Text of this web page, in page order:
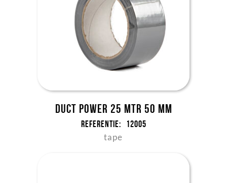
Duct Power 25 mtr 50 mm
Referentie: 12005
tape